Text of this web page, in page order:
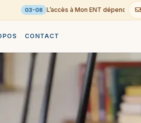
03-08
CONTACT